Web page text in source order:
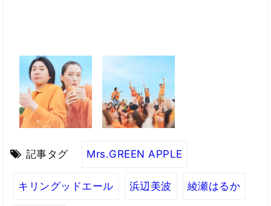
記事タグ Mrs.GREEN APPLE
キリングッドエール 浜辺美波 綾瀬はるか